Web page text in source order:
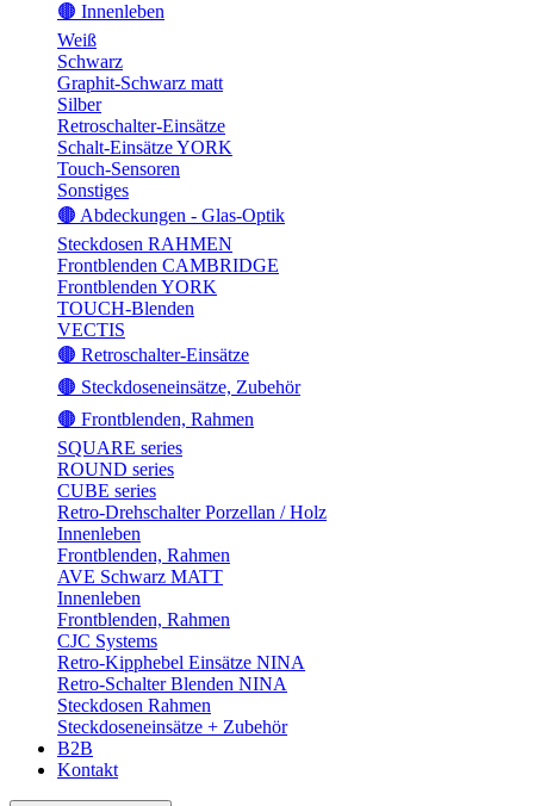
🟤 Innenleben
Weiß
Schwarz
Graphit-Schwarz matt
Silber
Retroschalter-Einsätze
Schalt-Einsätze YORK
Touch-Sensoren
Sonstiges
🟤 Abdeckungen - Glas-Optik
Steckdosen RAHMEN
Frontblenden CAMBRIDGE
Frontblenden YORK
TOUCH-Blenden
VECTIS
🟤 Retroschalter-Einsätze
🟤 Steckdoseneinsätze, Zubehör
🟤 Frontblenden, Rahmen
SQUARE series
ROUND series
CUBE series
Retro-Drehschalter Porzellan / Holz
Innenleben
Frontblenden, Rahmen
AVE Schwarz MATT
Innenleben
Frontblenden, Rahmen
CJC Systems
Retro-Kipphebel Einsätze NINA
Retro-Schalter Blenden NINA
Steckdosen Rahmen
Steckdoseneinsätze + Zubehör
B2B
Kontakt